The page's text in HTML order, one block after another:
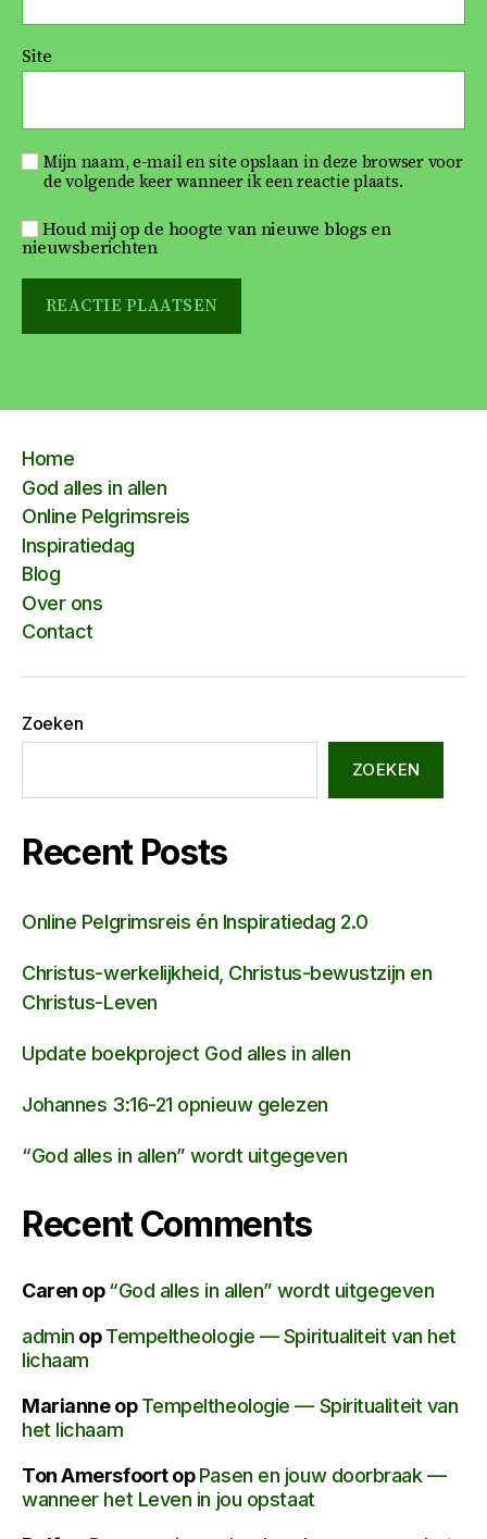
Site
Mijn naam, e-mail en site opslaan in deze browser voor
de volgende keer wanneer ik een reactie plaats.
Houd mij op de hoogte van nieuwe blogs en
nieuwsberichten
Home
God alles in allen
Online Pelgrimsreis
Inspiratiedag
Blog
Over ons
Contact
Zoeken
ZOEKEN
Recent Posts
Online Pelgrimsreis én Inspiratiedag 2.0
Christus-werkelijkheid, Christus-bewustzijn en
Christus-Leven
Update boekproject God alles in allen
Johannes 3:16-21 opnieuw gelezen
“God alles in allen” wordt uitgegeven
Recent Comments
Caren op“God alles in allen” wordt uitgegeven
admin opTempeltheologie — Spiritualiteit van het
lichaam
MarianneopTempeltheologie — Spiritualiteit van
het lichaam
Ton AmersfoortopPasen en jouw doorbraak —
wanneer het Leven in jou opstaat